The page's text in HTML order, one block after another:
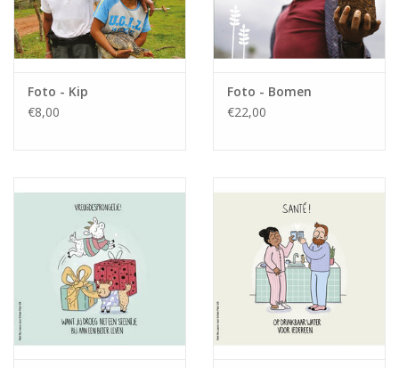
Foto - Kip
€8,00
Foto - Bomen
€22,00